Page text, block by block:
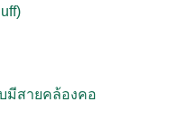
มีสายคล้องคอ